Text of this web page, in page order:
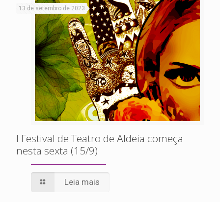
13 de setembro de 2023
I Festival de Teatro de Aldeia começa
nesta sexta (15/9)
Leia mais